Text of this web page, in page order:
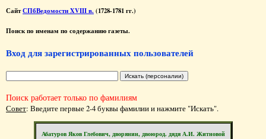
СайтСПбВедомости XVIII в. (1728-1781 гг.)
Поиск по именам по содержанию газеты.
Вход для зарегистрированных пользователей
Поиск работает только по фамилиям
Совет: Введите первые 2-4 буквы фамилии и нажмите "Искать".
Абатуров Яков Глебович, дворянин, двоюрод. дядя А.И. Житновой